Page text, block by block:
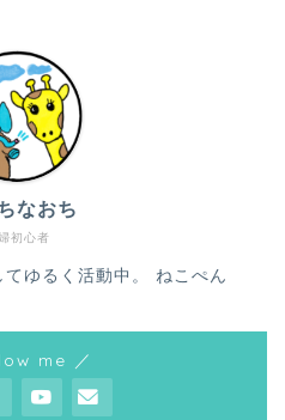
初心者
なおち
ゆるく活動中。 ねこぺん
me ／